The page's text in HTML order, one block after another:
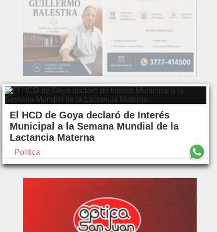
El HCD de Goya declaró de Interés
Municipal a la Semana Mundial de la
Lactancia Materna
Politica